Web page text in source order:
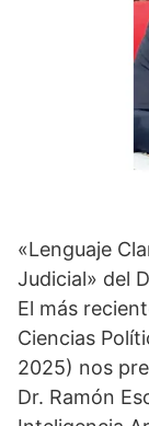
«Lenguaje
Judicial» del
El más
Ciencias
2025) nos
Dr. Ramón